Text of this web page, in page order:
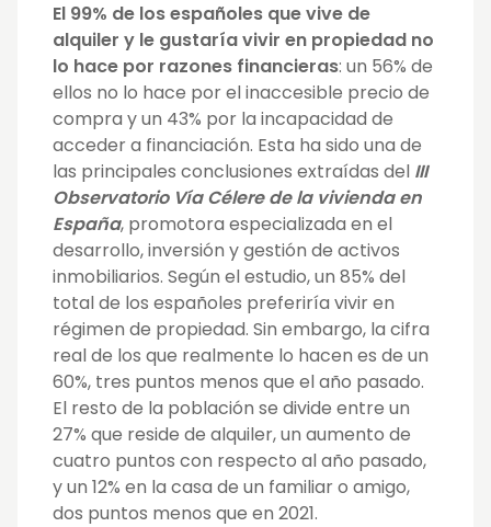
El 99% de los españoles que vive de
alquiler y le gustaría vivir en propiedad no
lo hace por razones financieras: un 56% de
ellos no lo hace por el inaccesible precio de
compra y un 43% por la incapacidad de
acceder a financiación. Esta ha sido una de
las principales conclusiones extraídas del III
Observatorio Vía Célere de la vivienda en
España, promotora especializada en el
desarrollo, inversión y gestión de activos
inmobiliarios. Según el estudio, un 85% del
total de los españoles preferiría vivir en
régimen de propiedad. Sin embargo, la cifra
real de los que realmente lo hacen es de un
60%, tres puntos menos que el año pasado.
El resto de la población se divide entre un
27% que reside de alquiler, un aumento de
cuatro puntos con respecto al año pasado,
y un 12% en la casa de un familiar o amigo,
dos puntos menos que en 2021.